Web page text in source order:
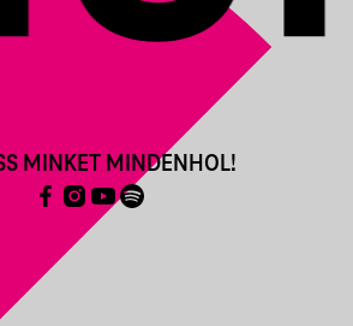
MINKET MINDENHOL!